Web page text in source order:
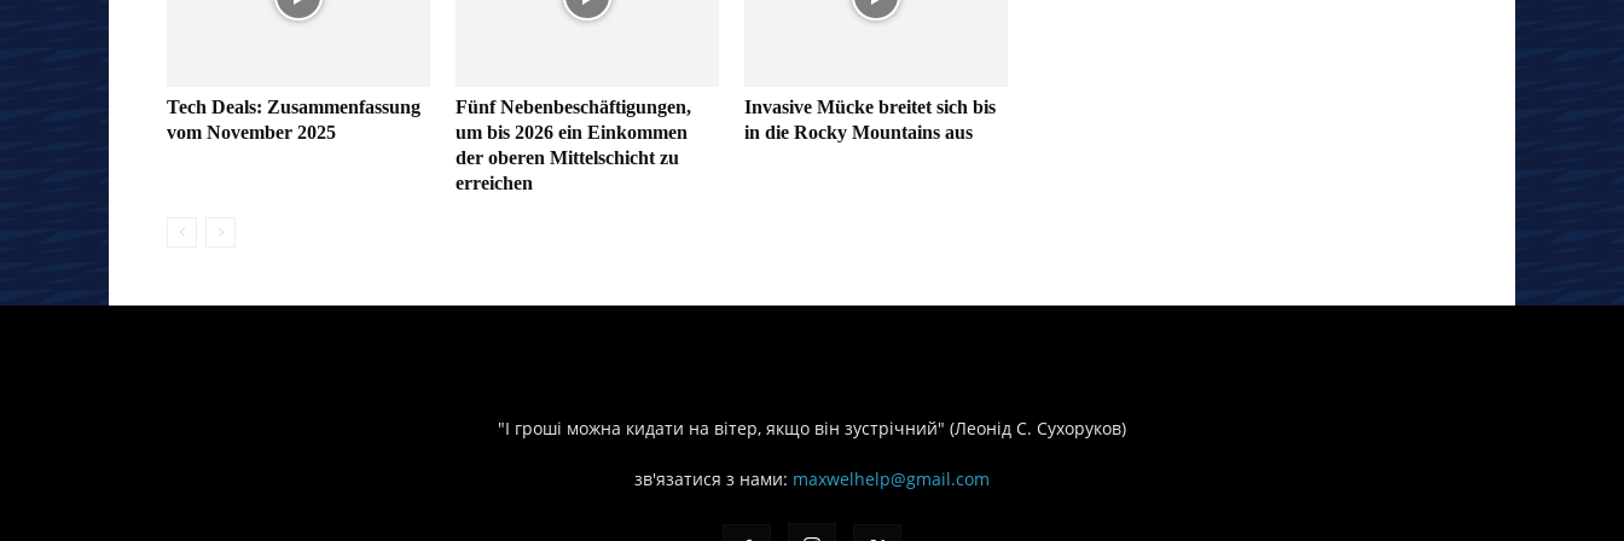
Tech Deals: Zusammenfassung
vom November 2025
Fünf Nebenbeschäftigungen,
um bis 2026 ein Einkommen
der oberen Mittelschicht zu
erreichen
Invasive Mücke breitet sich bis
in die Rocky Mountains aus
"І гроші можна кидати на вітер, якщо він зустрічний" (Леонід С. Сухоруков)
зв'язатися з нами: maxwelhelp@gmail.com